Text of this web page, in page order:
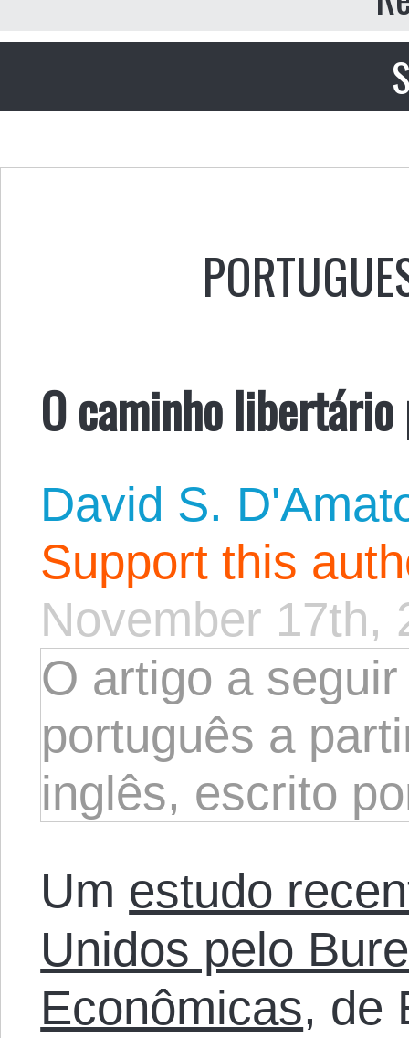
O caminho
David S.
Support this
November 17th,
O artigo a
português a
inglês, escrito
Um estudo
Unidos pelo
Econômicas, de